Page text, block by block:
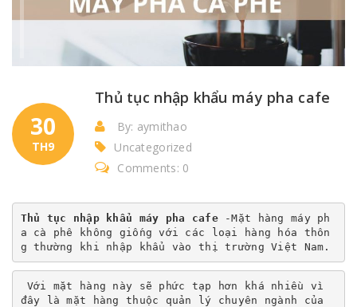
30
TH9
Thủ tục nhập khẩu máy pha cafe
By: aymithao
Uncategorized
Comments: 0
Thủ tục nhập khẩu máy pha cafe -Mặt hàng máy ph
a cà phê không giống với các loại hàng hóa thôn
g thường khi nhập khẩu vào thị trường Việt Nam.
đây là mặt hàng thuộc quản lý chuyên ngành của